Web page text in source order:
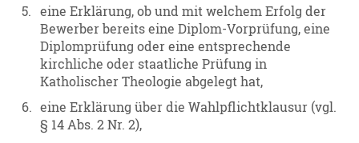
5.
eine Erklärung, ob und mit welchem Erfolg der
Bewerber bereits eine Diplom-Vorprüfung, eine
Diplomprüfung oder eine entsprechende
kirchliche oder staatliche Prüfung in
Katholischer Theologie abgelegt hat,
6. eine Erklärung über die Wahlpflichtklausur (vgl.
§ 14 Abs. 2 Nr. 2),